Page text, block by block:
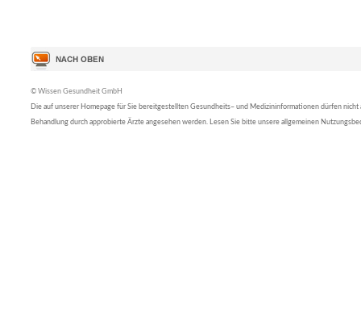
© Wissen Gesundheit GmbH
Die auf unserer Homepage für Sie bereitgestellten Gesundheits– und Medizininformationen dürfen nicht
Behandlung durch approbierte Ärzte angesehen werden. Lesen Sie bitte unsere allgemeinen